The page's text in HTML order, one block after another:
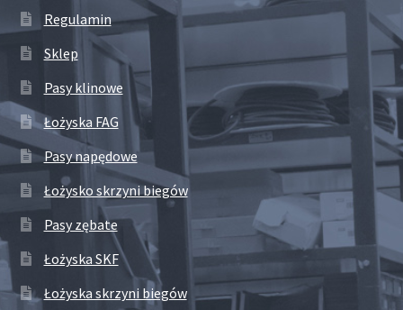
Regulamin
Sklep
Pasy klinowe
Łożyska FAG
Pasy napędowe
Łożysko skrzyni biegów
Pasy zębate
Łożyska SKF
Łożyska skrzyni biegów